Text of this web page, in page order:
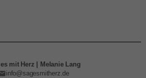
mit Herz | Melanie Lang
info@sagesmitherz.de